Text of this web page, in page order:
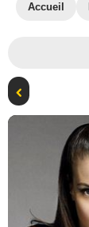
Accueil